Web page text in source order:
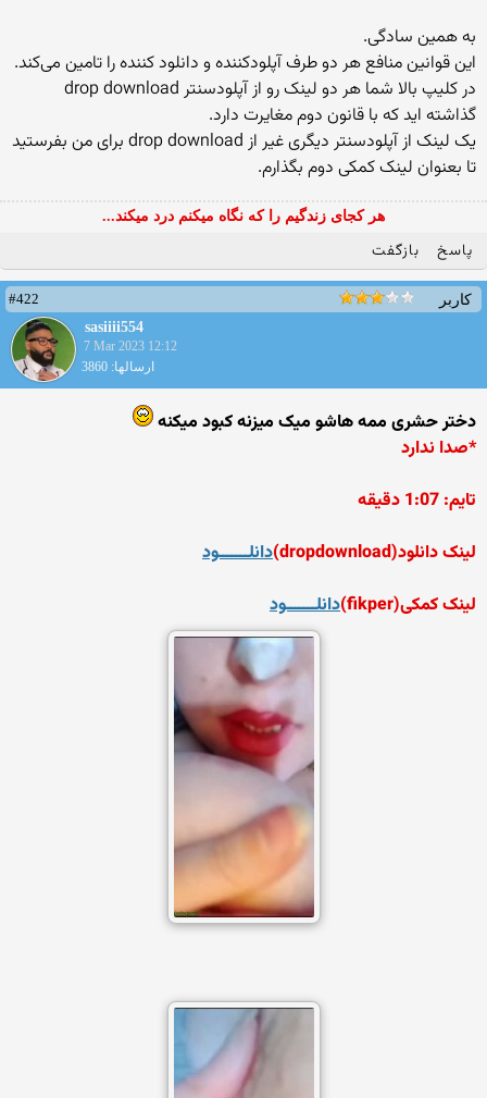
به همین سادگی.
این قوانین منافع هر دو طرف آپلودکننده و دانلود کننده را تامین می‌کند.
در کلیپ بالا شما هر دو لینک رو از آپلودسنتر drop download
گذاشته اید که با قانون دوم مغایرت دارد.
یک لینک از آپلودسنتر دیگری غیر از drop download برای من بفرستید
تا بعنوان لینک کمکی دوم بگذارم.
هر کجای زندگیم را که نگاه میکنم درد میکند...
پاسخ بازگفت
کاربر
#422
sasiiii554
7 Mar 2023 12:12
ارسالها: 3860
دختر حشری ممه هاشو میک میزنه کبود میکنه
*صدا ندارد
تایم: 1:07 دقیقه
لینک دانلود(dropdownload)
دانلـــــــود
لینک کمکی(fikper)
دانلـــــــود